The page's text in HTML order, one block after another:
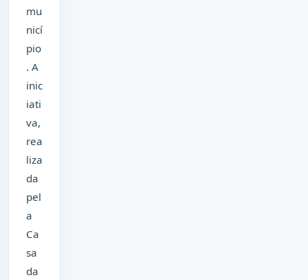
mu
nicí
pio
. A
inic
iati
va,
rea
liza
da
pel
a
Ca
sa
da